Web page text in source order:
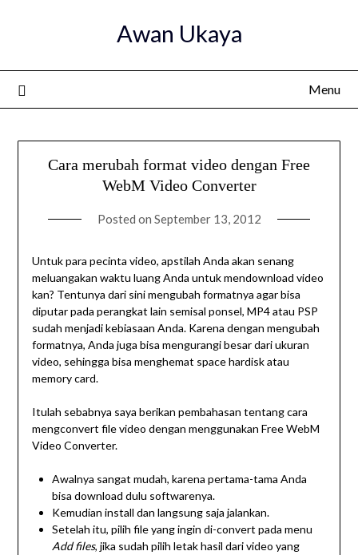
Awan Ukaya
Menu
Cara merubah format video dengan Free
WebM Video Converter
Posted on September 13, 2012
Untuk para pecinta video, apstilah Anda akan senang
meluangakan waktu luang Anda untuk mendownload video
kan? Tentunya dari sini mengubah formatnya agar bisa
diputar pada perangkat lain semisal ponsel, MP4 atau PSP
sudah menjadi kebiasaan Anda. Karena dengan mengubah
formatnya, Anda juga bisa mengurangi besar dari ukuran
video, sehingga bisa menghemat space hardisk atau
memory card.
Itulah sebabnya saya berikan pembahasan tentang cara
mengconvert file video dengan menggunakan Free WebM
Video Converter.
Awalnya sangat mudah, karena pertama-tama Anda
bisa download dulu softwarenya.
Kemudian install dan langsung saja jalankan.
Setelah itu, pilih file yang ingin di-convert pada menu
Add files, jika sudah pilih letak hasil dari video yang